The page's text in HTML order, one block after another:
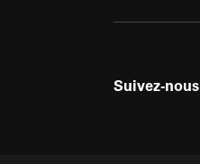
Suivez-nous